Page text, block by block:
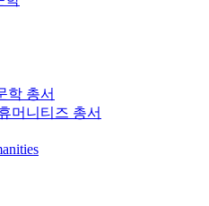
학 총서
머니티즈 총서